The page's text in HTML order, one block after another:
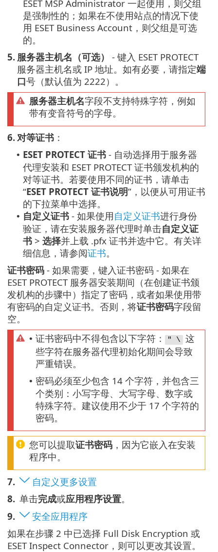
ESET MSP Administrator 一起使用，则父组
是强制性的；如果在不使用站点的情况下使
用 ESET Business Account，则父组是可选
的。
5. 服务器主机名（可选）
- 键入 ESET PROTECT
服务器主机名或 IP 地址。如有必要，请指定端
口号（默认值为 2222）。
服务器主机名字段不支持特殊字符，例如
带有变音符号的字母。
6. 对等证书 ：
• ESET PROTECT 证书 - 自动选择用于服务器
代理安装和 ESET PROTECT 证书颁发机构的
对等证书。若要使用不同的证书，请单击
“ESET PROTECT 证书说明”，以便从可用证书
的下拉菜单中选择。
• 自定义证书 - 如果使用自定义证书进行身份
验证，请在安装服务器代理时单击自定义证
书 > 选择并上载 .pfx 证书并选中它。有关详
细信息，请参阅证书。
证书密码 - 如果需要，键入证书密码 - 如果在
ESET PROTECT 服务器安装期间（在创建证书颁
发机构的步骤中）指定了密码，或者如果使用带
有密码的自定义证书。否则，将证书密码字段留
空。
• 证书密码中不得包含以下字符： " \
这
些字符在服务器代理初始化期间会导致
严重错误。
• 密码必须至少包含 14 个字符，并包含三
个类别：小写字母、大写字母、数字或
特殊字符。建议使用不少于 17 个字符的
密码。
您可以提取证书密码 ，因为它嵌入在安装
程序中。
7.
自定义更多设置
8. 单击完成或应用程序设置。
9.
安全应用程序
如果在步骤 2 中已选择 Full Disk Encryption 或
ESET Inspect Connector，则可以更改其设置。